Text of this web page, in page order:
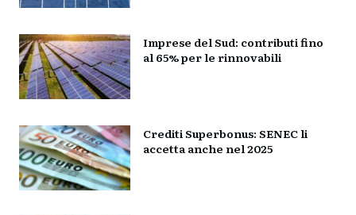
Imprese del Sud: contributi fino
al 65% per le rinnovabili
Crediti Superbonus: SENEC li
accetta anche nel 2025